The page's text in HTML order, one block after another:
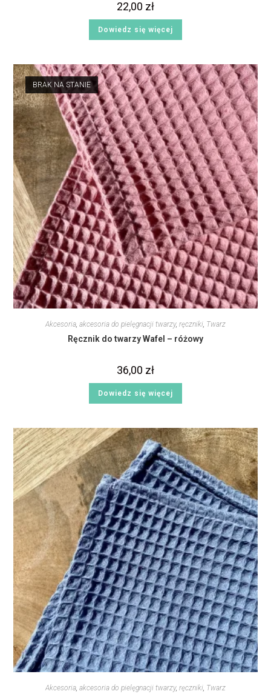
22,00 zł
Dowiedz się więcej
BRAK NA STANIE
Akcesoria, akcesoria do pielęgnacji twarzy, ręczniki, Twarz
Ręcznik do twarzy Wafel – różowy
36,00 zł
Dowiedz się więcej
Akcesoria, akcesoria do pielęgnacji twarzy, ręczniki, Twarz